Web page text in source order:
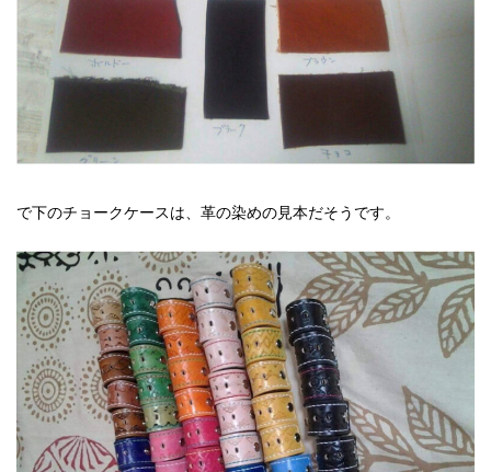
で下のチョークケースは、革の染めの見本だそうです。